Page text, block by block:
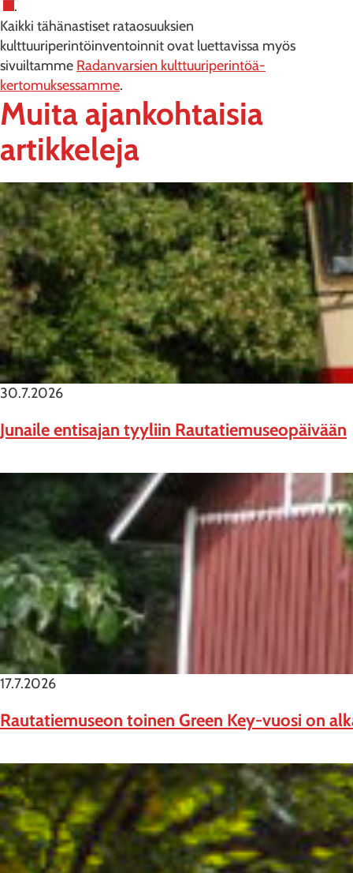
.
Kaikki tähänastiset rataosuuksien
kulttuuriperintöinventoinnit ovat luettavissa myös
sivuiltamme Radanvarsien kulttuuriperintöä-
kertomuksessamme.
Muita ajankohtaisia
artikkeleja
30.7.2026
Junaile entisajan tyyliin Rautatiemuseopäivään
17.7.2026
Rautatiemuseon toinen Green Key-vuosi on